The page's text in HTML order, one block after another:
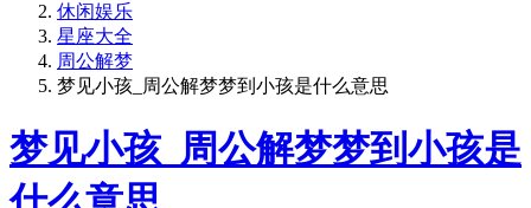
休闲娱乐
星座大全
周公解梦
梦见小孩_周公解梦梦到小孩是什么意思
梦见小孩_周公解梦梦到小孩是